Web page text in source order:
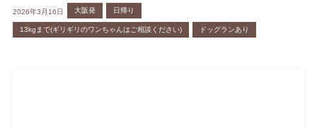
2026年3月16日 大阪発 日帰り
13kgまで(ギリギリのワンちゃんはご相談ください) ドッグランあり